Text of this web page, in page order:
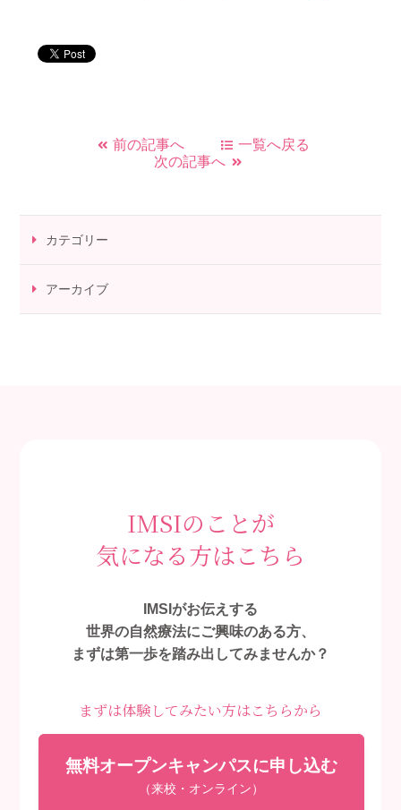
前の記事へ
一覧へ戻る
次の記事へ
カテゴリー
アーカイブ
IMSIのことが
気になる方はこちら
IMSIがお伝えする
世界の自然療法にご興味のある方、
まずは第一歩を踏み出してみませんか？
まずは体験してみたい方はこちらから
無料オープンキャンパスに申し込む
（来校・オンライン）